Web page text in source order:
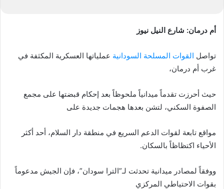
أم درمان: شارع النيل نيوز
تواصل القوات المسلحة السودانية عملياتها العسكرية المكثفة في
غرب أم درمان،
حيث أحرزت تقدماً ميدانياً ملحوظاً بعد إحكام قبضتها على مجمع
الصفوة السكني، لتشن بعدها هجمات جديدة على
مواقع تابعة لقوات الدعم السريع في منطقة دار السلام، أحد أكثر
الأحياء اكتظاظاً بالسكان.
ووفقاً لمصادر ميدانية تحدثت لـ”الترا سودان”، فإن الجيش مدعوماً
بقوات الاحتياطي المركزي